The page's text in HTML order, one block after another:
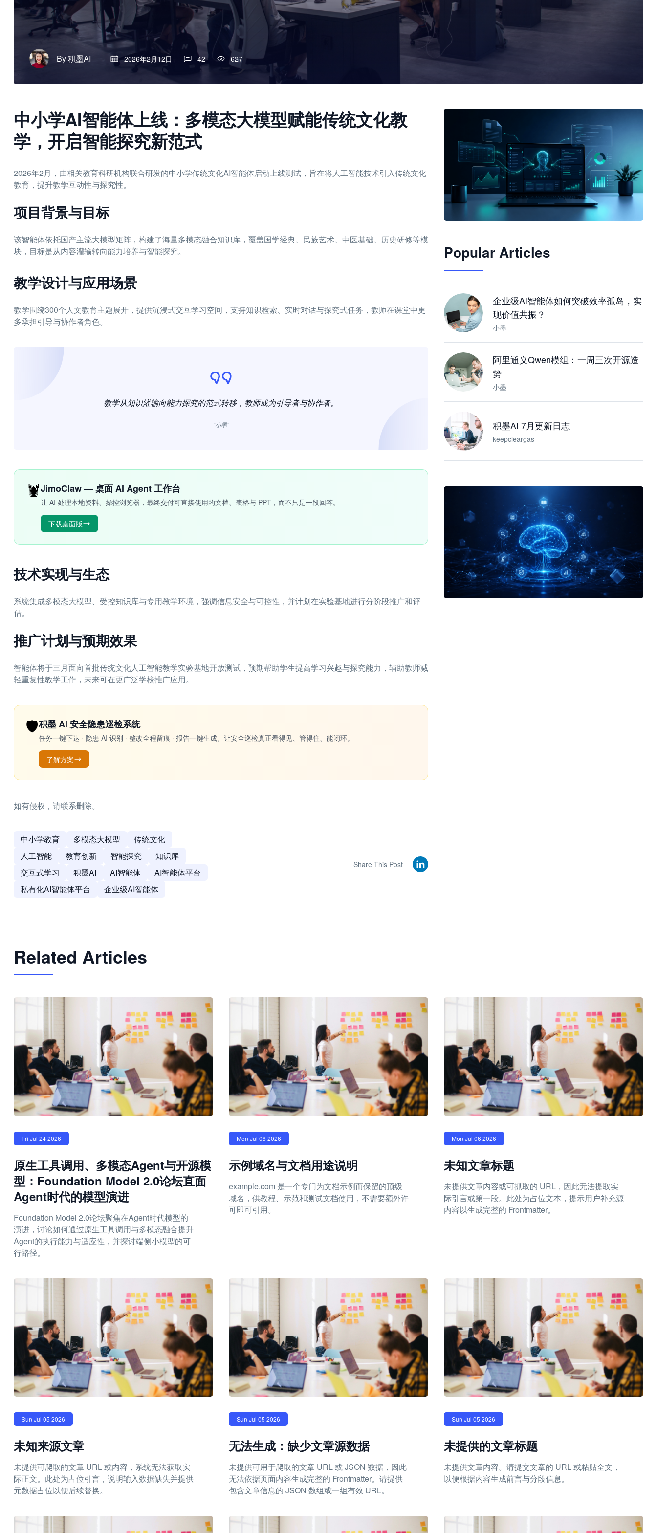
By积墨AI 2026年2月12日 42 627
中小学AI智能体上线：多模态大模型赋能传统文化教
学，开启智能探究新范式
2026年2月，由相关教育科研机构联合研发的中小学传统文化AI智能体启动上线测试，旨在将人工智能技术引入传统文化
教育，提升教学互动性与探究性。
项目背景与目标
该智能体依托国产主流大模型矩阵，构建了海量多模态融合知识库，覆盖国学经典、民族艺术、中医基础、历史研修等模
块，目标是从内容灌输转向能力培养与智能探究。
教学设计与应用场景
教学围绕300个人文教育主题展开，提供沉浸式交互学习空间，支持知识检索、实时对话与探究式任务，教师在课堂中更
多承担引导与协作者角色。
教学从知识灌输向能力探究的范式转移，教师成为引导者与协作者。
“小墨”
🦞JimoClaw — 桌面 AI Agent 工作台
让 AI 处理本地资料、操控浏览器，最终交付可直接使用的文档、表格与 PPT，而不只是一段回答。
下载桌面版
技术实现与生态
系统集成多模态大模型、受控知识库与专用教学环境，强调信息安全与可控性，并计划在实验基地进行分阶段推广和评
估。
推广计划与预期效果
智能体将于三月面向首批传统文化人工智能教学实验基地开放测试，预期帮助学生提高学习兴趣与探究能力，辅助教师减
轻重复性教学工作，未来可在更广泛学校推广应用。
🛡️积墨 AI 安全隐患巡检系统
任务一键下达 · 隐患 AI 识别 · 整改全程留痕 · 报告一键生成。让安全巡检真正看得见、管得住、能闭环。
了解方案
如有侵权，请联系删除。
中小学教育 多模态大模型
传统文化
人工智能
教育创新 智能探究
知识库
交互式学习
积墨AI AI智能体
AI智能体平台
私有化AI智能体平台
企业级AI智能体
Share This Post
JimoClaw 桌面 AI Agent 工作台
Popular Articles
企业级AI智能体如何突破效率孤岛，实
现价值共振？
小墨
阿里通义Qwen模组：一周三次开源造
势
小墨
积墨AI 7月更新日志
keepcleargas
Related Articles
Fri Jul 24 2026
原生工具调用、多模态Agent与开源模
型：Foundation Model 2.0论坛直面
Agent时代的模型演进
Foundation Model 2.0论坛聚焦在Agent时代模型的
演进，讨论如何通过原生工具调用与多模态融合提升
Agent的执行能力与适应性，并探讨端侧小模型的可
行路径。
Mon Jul 06 2026
示例域名与文档用途说明
example.com 是一个专门为文档示例而保留的顶级
域名，供教程、示范和测试文档使用，不需要额外许
可即可引用。
Mon Jul 06 2026
未知文章标题
未提供文章内容或可抓取的 URL，因此无法提取实
际引言或第一段。此处为占位文本，提示用户补充源
内容以生成完整的 Frontmatter。
Sun Jul 05 2026
未知来源文章
未提供可爬取的文章 URL 或内容，系统无法获取实
际正文。此处为占位引言，说明输入数据缺失并提供
元数据占位以便后续替换。
Sun Jul 05 2026
无法生成：缺少文章源数据
未提供可用于爬取的文章 URL 或 JSON 数据，因此
无法依据页面内容生成完整的 Frontmatter。请提供
包含文章信息的 JSON 数组或一组有效 URL。
Sun Jul 05 2026
未提供的文章标题
未提供文章内容。请提交文章的 URL 或粘贴全文，
以便根据内容生成前言与分段信息。